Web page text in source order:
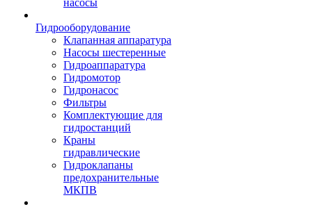
насосы
Гидрооборудование
Клапанная аппаратура
Насосы шестеренные
Гидроаппаратура
Гидромотор
Гидронасос
Фильтры
Комплектующие для
гидростанций
Краны
гидравлические
Гидроклапаны
предохранительные
МКПВ